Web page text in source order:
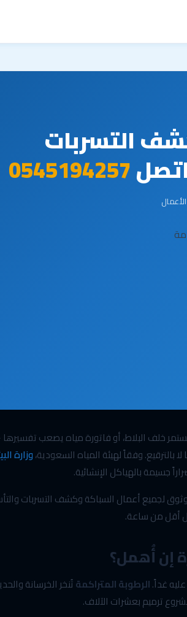
التسربات
0545194257
خلف البلاط، أو فاتورة مياه يصعب
وفقاً لهيئة المياه السعودية،وزارة
جسيمة بالهياكل الإنشائية.
لجميع أعمال السباكة وكشف التسربات
أقل من ساعة.
إن أُهمل؟
غداً.الرطوبة المتراكمةتُنخر الخرسانة
ترميم بعشرات الآلاف.